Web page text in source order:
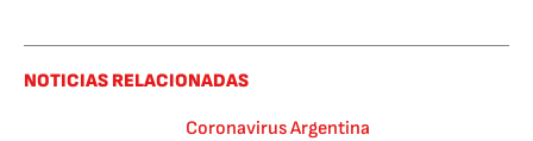
NOTICIAS RELACIONADAS
Coronavirus Argentina